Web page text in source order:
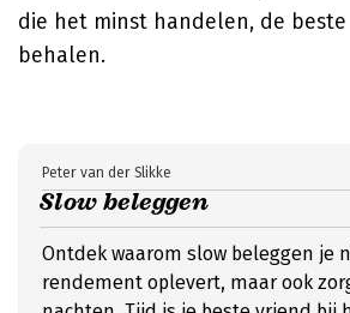
die het minst handelen, de
behalen.
Slow beleggen
Peter van der Slikke
Ontdek waarom slow beleggen je
rendement oplevert, maar ook